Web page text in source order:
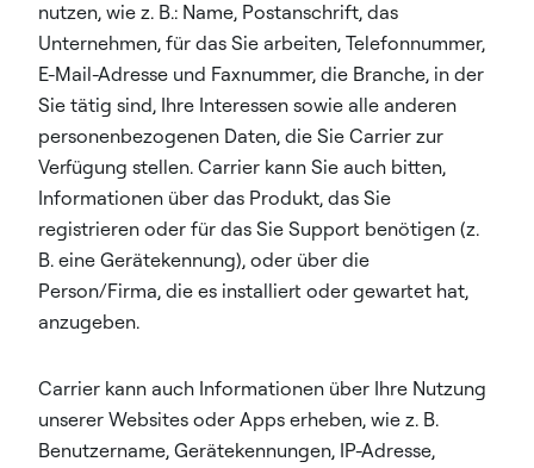
nutzen, wie z. B.: Name, Postanschrift, das
Unternehmen, für das Sie arbeiten, Telefonnummer,
E-Mail-Adresse und Faxnummer, die Branche, in der
Sie tätig sind, Ihre Interessen sowie alle anderen
personenbezogenen Daten, die Sie Carrier zur
Verfügung stellen. Carrier kann Sie auch bitten,
Informationen über das Produkt, das Sie
registrieren oder für das Sie Support benötigen (z.
B. eine Gerätekennung), oder über die
Person/Firma, die es installiert oder gewartet hat,
anzugeben.
Carrier kann auch Informationen über Ihre Nutzung
unserer Websites oder Apps erheben, wie z. B.
Benutzername, Gerätekennungen, IP-Adresse,